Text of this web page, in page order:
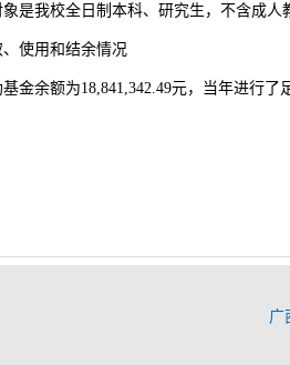
是我校全日制本科、研究生，不含成人
使用和结余情况
金余额为18,841,342.49元，当年进行
广